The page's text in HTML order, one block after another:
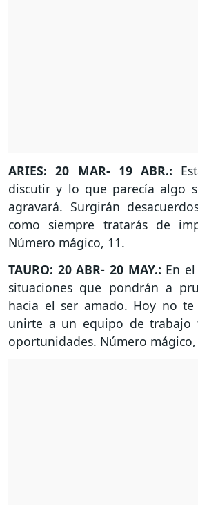
ARIES: 20 MAR- 19 ABR.:
discutir y lo que parecía algo
agravará. Surgirán
como siempre tratarás de
Número mágico, 11.
TAURO: 20 ABR- 20 MAY.: En
situaciones que pondrán a
hacia el ser amado. Hoy no te
unirte a un equipo de trabajo
oportunidades. Número mágico,